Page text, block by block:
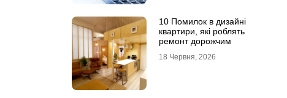
10 Помилок в дизайні
квартири, які роблять
ремонт дорожчим
18 Червня, 2026